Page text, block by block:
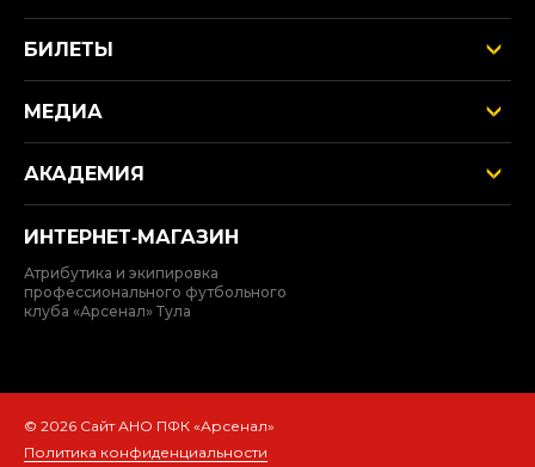
БИЛЕТЫ
МЕДИА
АКАДЕМИЯ
ИНТЕРНЕТ‑МАГАЗИН
Атрибутика и экипировка
профессионального футбольного
клуба «Арсенал» Тула
© 2026 Сайт АНО ПФК «Арсенал»
Политика конфиденциальности